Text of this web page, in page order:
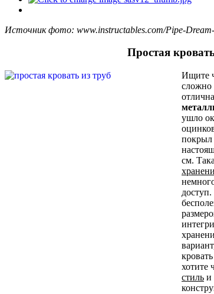
Источник фото: www.instructables.com/Pipe-
Простая
Ищите
сложно
ушло
покрыл
см.
хотите
стиль и